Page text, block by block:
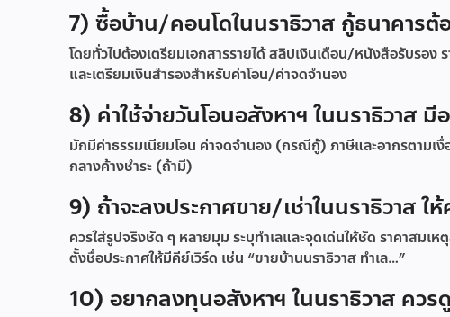
7) ซื้อบ้าน/คอนโดในนราธิวาส กู้ธนาคารต้
โดยทั่วไปต้องเตรียมเอกสารรายได้ สลิปเงินเดือน/หนังสือรับรอ
และเตรียมเงินสำรองสำหรับค่าโอน/ค่าจดจำนอง
8) ค่าใช้จ่ายวันโอนอสังหาฯ ในนราธิวาส มีอ
มักมีค่าธรรมเนียมโอน ค่าจดจำนอง (กรณีกู้) ภาษีและอากรตาม
กลางค้างชำระ (ถ้ามี)
9) ถ้าจะลงประกาศขาย/เช่าในนราธิวาส ใ
ควรใส่รูปจริงชัด ๆ หลายมุม ระบุทำเลและจุดเด่นให้ชัด ราคาส
ตั้งชื่อประกาศให้มีคีย์เวิร์ด เช่น “ขายบ้านนราธิวาส ทำเล…”
10) อยากลงทุนอสังหาฯ ในนราธิวาส ควร